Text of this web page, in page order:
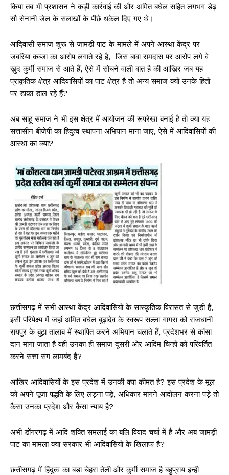
किया तब भी प्रशासन ने कड़ी कार्रवाई की और अमित बघेल सहित लगभग डेढ़
सौ सेनानी जेल के सलाखों के पीछे धकेल दिए गए थे।
आदिवासी समाज शुरू से जामड़ी पाट के मामले में अपने आस्था केंद्र पर
जबरिया कब्जा का आरोप लगाते रहे है, जिस बाबा रामदास पर आरोप लगे वे
खुद कुर्मी समाज से आते हैं, ऐसे में सोचने वाली बात है की आखिर जब यह
प्राकृतिक क्षेत्र आदिवासियों का पाट क्षेत्र है तो अन्य समाज क्यों उनके हितों
पर डाका डाल रहे हैं?
अब साहू समाज ने भी इस क्षेत्र में आयोजन की रूपरेखा बनाई है तो क्या यह
सत्तासीन बीजेपी का हिंदुत्व स्थापना अभियान माना जाए, ऐसे में आदिवासियों की
आस्था का क्या?
छत्तीसगढ़ में सभी आस्था केंद्र आदिवासियों के सांस्कृतिक विरासत से जुड़ी हैं,
इसी परिपेक्ष्य में जहां अमित बघेल बुढ़ादेव के स्वरूप सल्ला गागरा को राजधानी
रायपुर के बुढ़ा तालाब में स्थापित करने अभियान चलाते हैं, प्रदेशभर से कांसा
दान मांगा जाता है वहीं उनका ही समाज दूसरी ओर आदिम चिन्हों को परिवर्तित
करने सत्ता संग लामबंद है?
आखिर आदिवासियों के इस प्रदेश में उनकी क्या कीमत है? इस प्रदेश के मूल
को अपने पूजा पद्धति के लिए लड़ना पड़े, अधिकार मांगने आंदोलन करना पड़े तो
कैसा उनका प्रदेश और कैसा न्याय है?
अभी डोंगरगढ़ में आदि शक्ति समलाई का बलि विवाद चर्चा में है और अब जामड़ी
पाट का मामला क्या सरकार भी आदिवासियों के खिलाफ है?
छत्तीसगढ़ में हिंदुत्व का बड़ा चेहरा तेली और कुर्मी समाज है बहुप्राय इन्ही